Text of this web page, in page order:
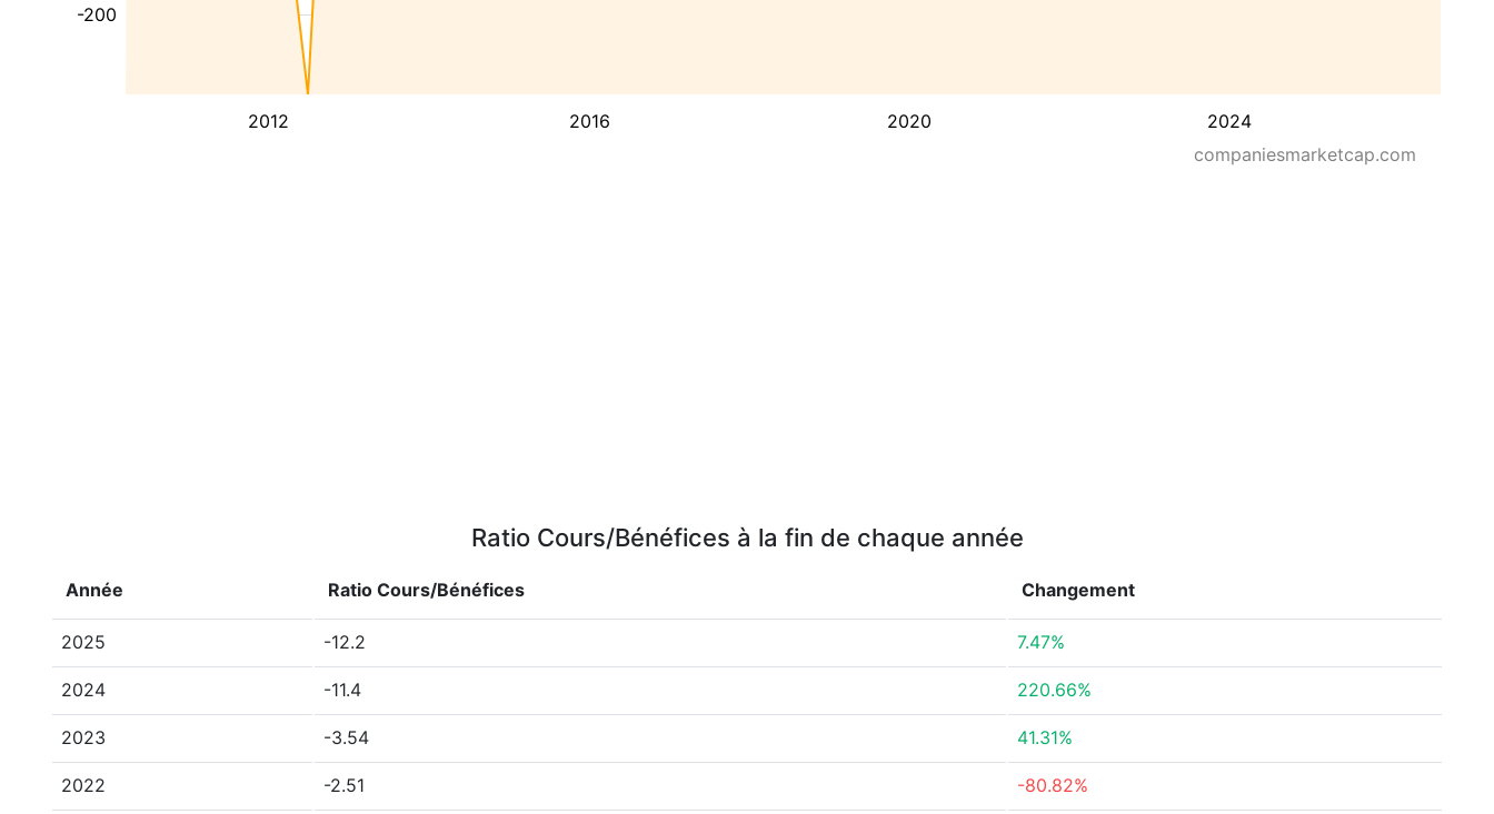
2012 2016 2020 2024
-200
companiesmarketcap.com
Ratio Cours/Bénéfices à la fin de chaque année
Année Ratio Cours/Bénéfices Changement
2025 -12.2 7.47%
2024 -11.4 220.66%
2023 -3.54 41.31%
2022 -2.51 -80.82%